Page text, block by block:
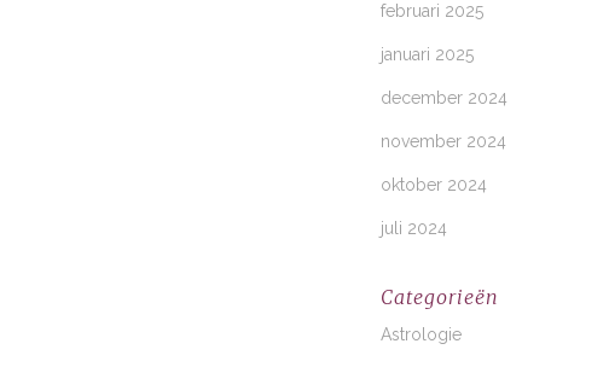
februari 2025
januari 2025
december 2024
november 2024
oktober 2024
juli 2024
Categorieën
Astrologie